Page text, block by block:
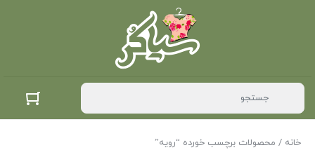
خانه / محصولات برچسب خورده “رویه”